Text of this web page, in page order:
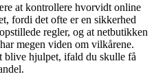
at kontrollere hvorvidt online
fordi det ofte er en sikkerhed
regler, og at netbutikken
megen viden om vilkårene.
blive hjulpet, ifald du skulle få